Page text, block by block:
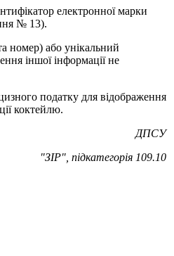
електронної марки
№ 13).
номер) або унікальний
іншої інформації не
податку для відображення
коктейлю.
ДПСУ
"ЗІР", підкатегорія 109.10